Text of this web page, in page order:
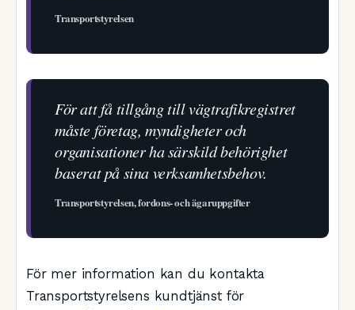
Transportstyrelsen
För att få tillgång till vägtrafikregistret
måste företag, myndigheter och
organisationer ha särskild behörighet
baserat på sina verksamhetsbehov.
Transportstyrelsen, fordons- och ägaruppgifter
För mer information kan du kontakta
Transportstyrelsens kundtjänst för